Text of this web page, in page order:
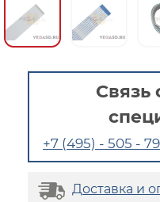
Связь
+7 (495) - 505 -
Доставка и